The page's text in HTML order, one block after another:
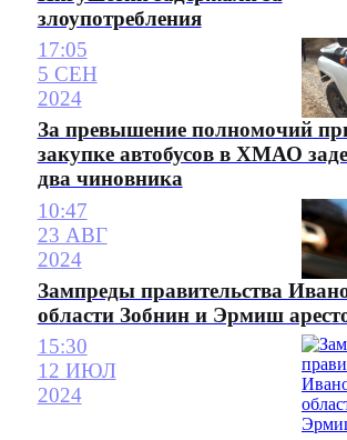
злоупотребления
17:05
5 СЕН
2024
За превышение полномочий
закупке автобусов в ХМАО
два чиновника
10:47
23 АВГ
2024
Зампреды правительства
области Зобнин и Эрмиш
15:30
12 ИЮЛ
2024